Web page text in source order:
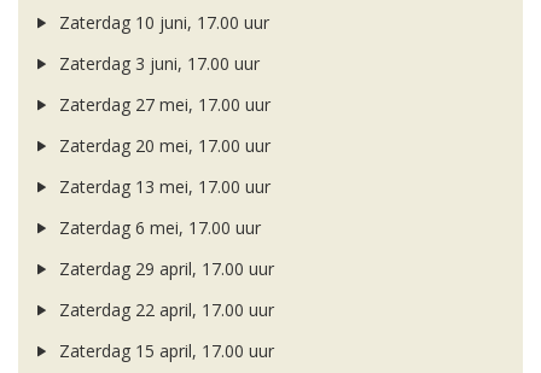
Zaterdag 10 juni, 17.00 uur
Zaterdag 3 juni, 17.00 uur
Zaterdag 27 mei, 17.00 uur
Zaterdag 20 mei, 17.00 uur
Zaterdag 13 mei, 17.00 uur
Zaterdag 6 mei, 17.00 uur
Zaterdag 29 april, 17.00 uur
Zaterdag 22 april, 17.00 uur
Zaterdag 15 april, 17.00 uur